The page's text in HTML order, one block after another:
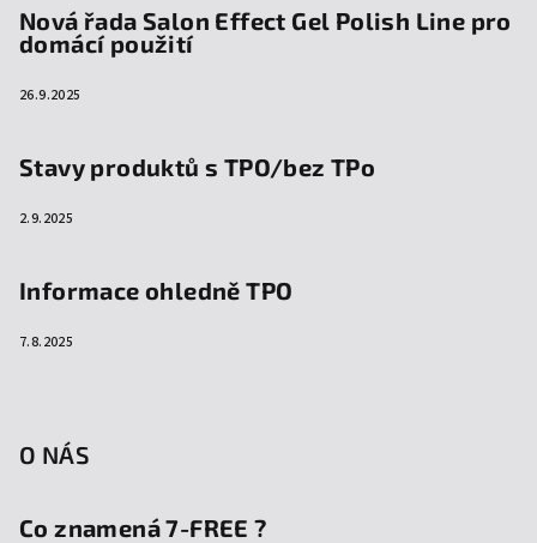
Nová řada Salon Effect Gel Polish Line pro
domácí použití
26.9.2025
Stavy produktů s TPO/bez TPo
2.9.2025
Informace ohledně TPO
7.8.2025
O NÁS
Co znamená 7-FREE ?